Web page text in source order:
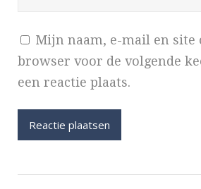
Mijn naam, e-mail en site
browser voor de volgende
een reactie plaats.